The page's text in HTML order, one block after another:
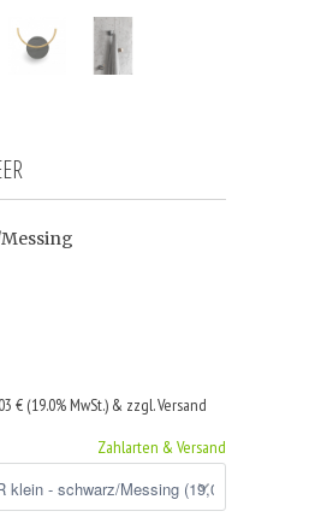
€ (19.0% MwSt.) & zzgl. Versand
Zahlarten & Versand